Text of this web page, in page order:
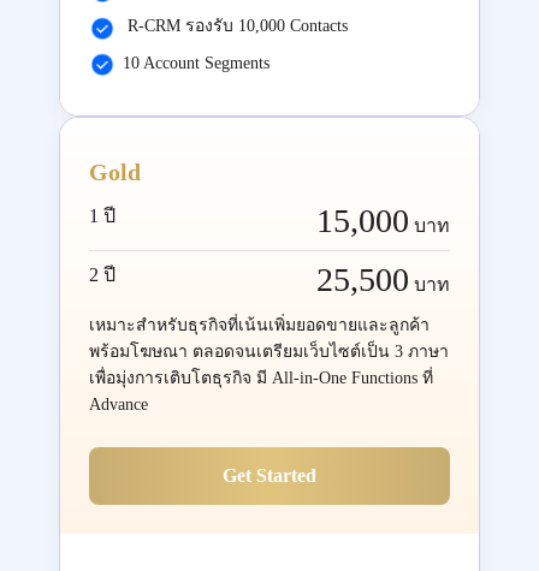
R-CRM รองรับ 10,000 Contacts
10 Account Segments
Gold
1 ปี 15,000 บาท
2 ปี 25,500 บาท
เหมาะสำหรับธุรกิจที่เน้นเพิ่มยอดขายและลูกค้า
พร้อมโฆษณา ตลอดจนเตรียมเว็บไซต์เป็น 3 ภาษา
เพื่อมุ่งการเติบโตธุรกิจ มี All-in-One Functions ที่
Advance
Get Started